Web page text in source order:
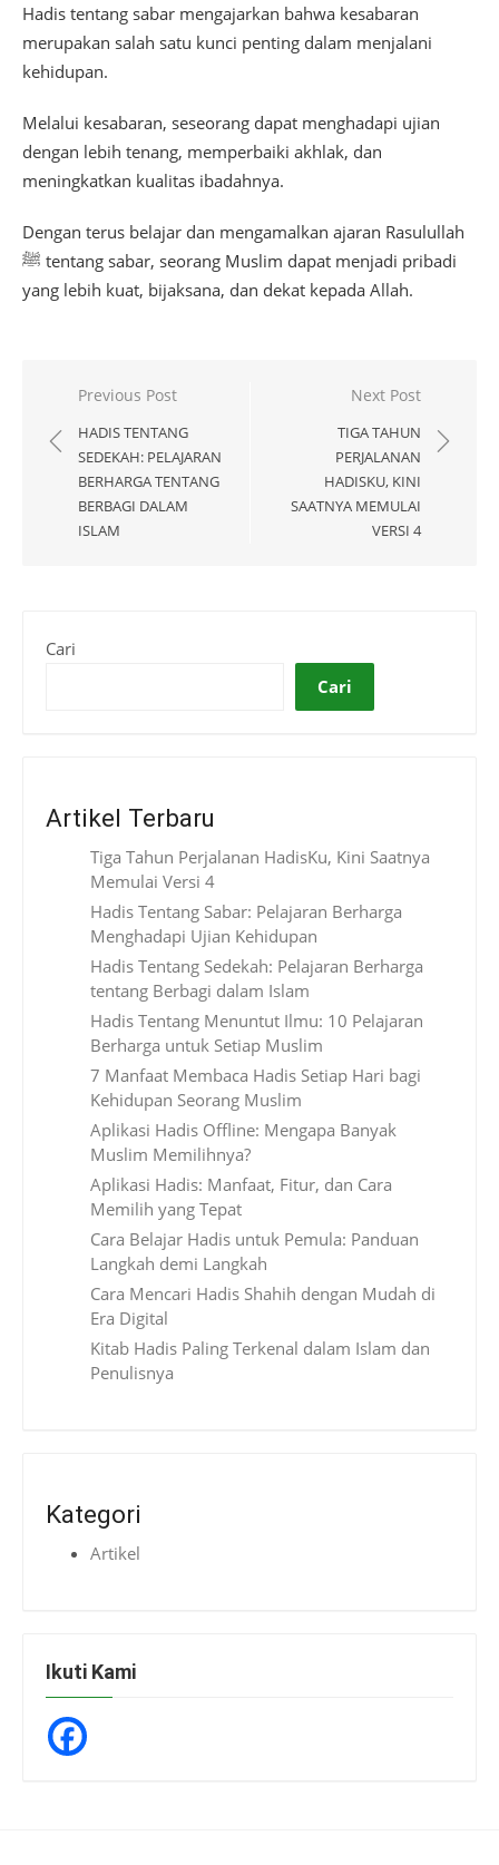
Hadis tentang sabar mengajarkan bahwa kesabaran
merupakan salah satu kunci penting dalam menjalani
kehidupan.
Melalui kesabaran, seseorang dapat menghadapi ujian
dengan lebih tenang, memperbaiki akhlak, dan
meningkatkan kualitas ibadahnya.
Dengan terus belajar dan mengamalkan ajaran Rasulullah
ﷺ tentang sabar, seorang Muslim dapat menjadi pribadi
yang lebih kuat, bijaksana, dan dekat kepada Allah.
Navigasi
pos
Previous Post
HADIS TENTANG
SEDEKAH: PELAJARAN
BERHARGA TENTANG
BERBAGI DALAM
ISLAM
Next Post
TIGA TAHUN
PERJALANAN
HADISKU, KINI
SAATNYA MEMULAI
VERSI 4
Cari
Cari
Artikel Terbaru
Tiga Tahun Perjalanan HadisKu, Kini Saatnya
Memulai Versi 4
Hadis Tentang Sabar: Pelajaran Berharga
Menghadapi Ujian Kehidupan
Hadis Tentang Sedekah: Pelajaran Berharga
tentang Berbagi dalam Islam
Hadis Tentang Menuntut Ilmu: 10 Pelajaran
Berharga untuk Setiap Muslim
7 Manfaat Membaca Hadis Setiap Hari bagi
Kehidupan Seorang Muslim
Aplikasi Hadis Offline: Mengapa Banyak
Muslim Memilihnya?
Aplikasi Hadis: Manfaat, Fitur, dan Cara
Memilih yang Tepat
Cara Belajar Hadis untuk Pemula: Panduan
Langkah demi Langkah
Cara Mencari Hadis Shahih dengan Mudah di
Era Digital
Kitab Hadis Paling Terkenal dalam Islam dan
Penulisnya
Kategori
Artikel
Ikuti Kami